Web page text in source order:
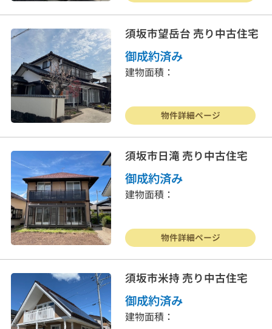
須坂市望岳台 売り中古住宅
御成約済み
建物面積：
物件詳細ページ
須坂市日滝 売り中古住宅
御成約済み
建物面積：
物件詳細ページ
須坂市米持 売り中古住宅
御成約済み
建物面積：